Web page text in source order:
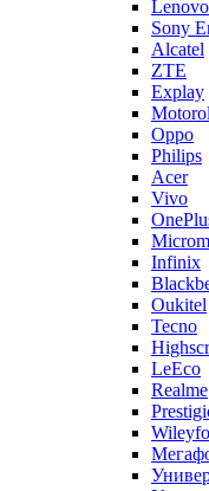
ZTE
Explay
Motorola
Oppo
Philips
Acer
Vivo
OnePlus
Infinix
Oukitel
Tecno
LeEco
Realme
Prestigio
Wileyfox
Запчасти